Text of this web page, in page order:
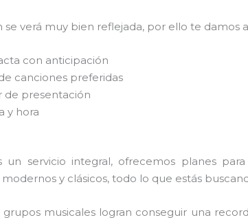
se verá muy bien reflejada, por ello te
con anticipación
canciones preferidas
de presentación
y hora
un servicio integral, ofrecemos planes
y clásicos, todo lo que estás
grupos musicales logran conseguir una